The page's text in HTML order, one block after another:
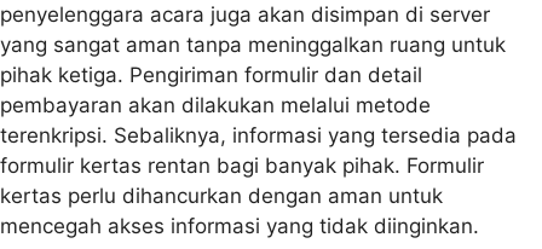
penyelenggara acara juga akan disimpan di server
yang sangat aman tanpa meninggalkan ruang untuk
pihak ketiga. Pengiriman formulir dan detail
pembayaran akan dilakukan melalui metode
terenkripsi. Sebaliknya, informasi yang tersedia pada
formulir kertas rentan bagi banyak pihak. Formulir
kertas perlu dihancurkan dengan aman untuk
mencegah akses informasi yang tidak diinginkan.